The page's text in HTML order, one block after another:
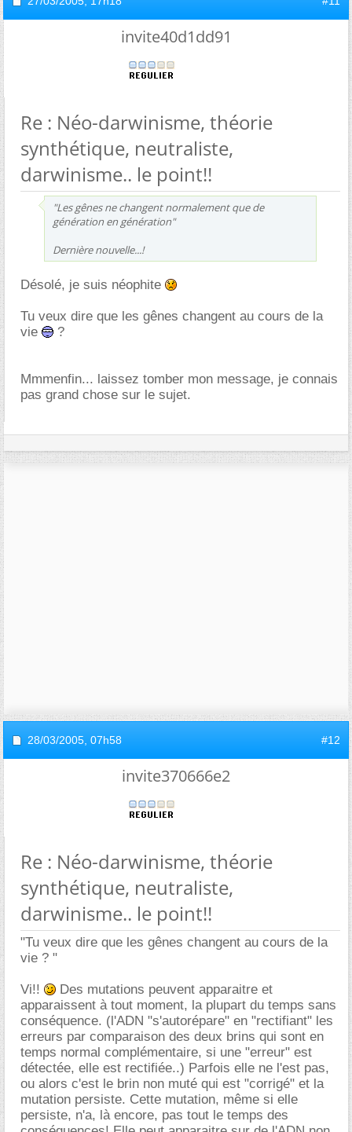
invite40d1dd91
Re : Néo-darwinisme, théorie
synthétique, neutraliste,
darwinisme.. le point!!
"Les gênes ne changent normalement que de
génération en génération"
Dernière nouvelle...!
Désolé, je suis néophite
Tu veux dire que les gênes changent au cours de la
vie
?
Mmmenfin... laissez tomber mon message, je connais
pas grand chose sur le sujet.
28/03/2005, 07h58 #12
invite370666e2
Re : Néo-darwinisme, théorie
synthétique, neutraliste,
darwinisme.. le point!!
"Tu veux dire que les gênes changent au cours de la
vie ? "
Vi!!
Des mutations peuvent apparaitre et
apparaissent à tout moment, la plupart du temps sans
conséquence. (l'ADN "s'autorépare" en "rectifiant" les
erreurs par comparaison des deux brins qui sont en
temps normal complémentaire, si une "erreur" est
détectée, elle est rectifiée..) Parfois elle ne l'est pas,
ou alors c'est le brin non muté qui est "corrigé" et la
mutation persiste. Cette mutation, même si elle
persiste, n'a, là encore, pas tout le temps des